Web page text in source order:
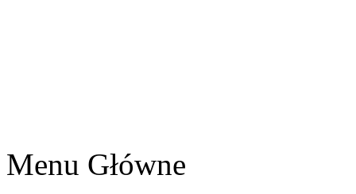
Menu Główne